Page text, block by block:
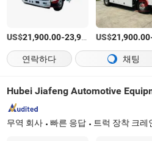
US$21,900.00-23,900.00 /상품
US$21,900.00
연락하다 채팅
Hubei Jiafeng Automotive
무역 회사 빠른 응답 트럭 장착 크레인, 견인차, 압축 쓰레기 수거 차량, 신선 우유